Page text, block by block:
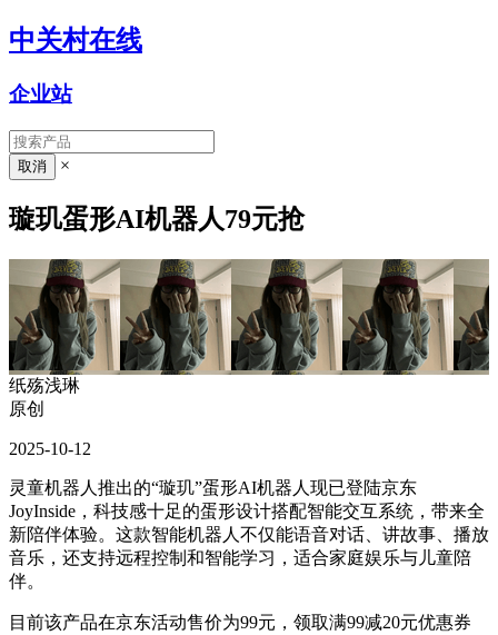
中关村在线
企业站
×
璇玑蛋形AI机器人79元抢
纸殇浅琳
原创
2025-10-12
灵童机器人推出的“璇玑”蛋形AI机器人现已登陆京东
JoyInside，科技感十足的蛋形设计搭配智能交互系统，带来全
新陪伴体验。这款智能机器人不仅能语音对话、讲故事、播放
音乐，还支持远程控制和智能学习，适合家庭娱乐与儿童陪
伴。
目前该产品在京东活动售价为99元，领取满99减20元优惠券